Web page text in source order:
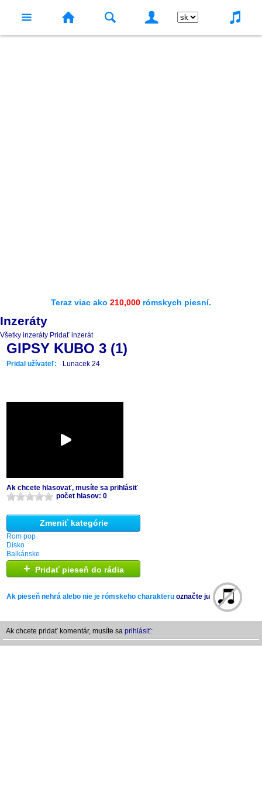
Teraz viac ako 210,000 rómskych piesní.
Inzeráty
Všetky inzeráty Pridať inzerát
GIPSY KUBO 3 (1)
Pridal užívateľ: Lunacek 24
Ak chcete hlasovať, musíte sa prihlásiť
počet hlasov: 0
Zmeniť kategórie
Rom pop
Disko
Balkánske
+ Pridať pieseň do rádia
Ak pieseň nehrá alebo nie je rómskeho charakteru označte ju
Ak chcete pridať komentár, musíte sa prihlásiť: